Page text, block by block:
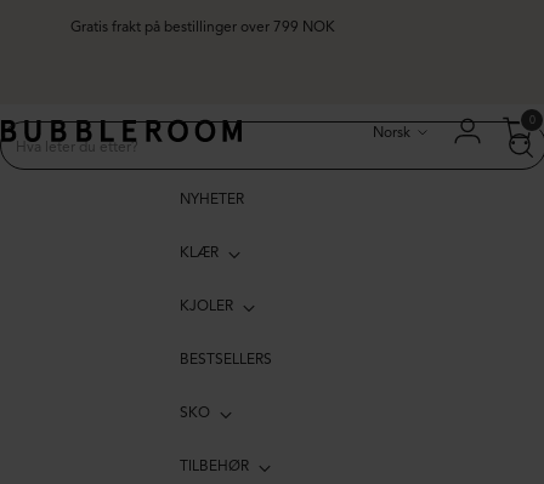
Gratis frakt på bestillinger over 799 NOK
Norsk
0
NYHETER
KLÆR
KJOLER
BESTSELLERS
SKO
TILBEHØR